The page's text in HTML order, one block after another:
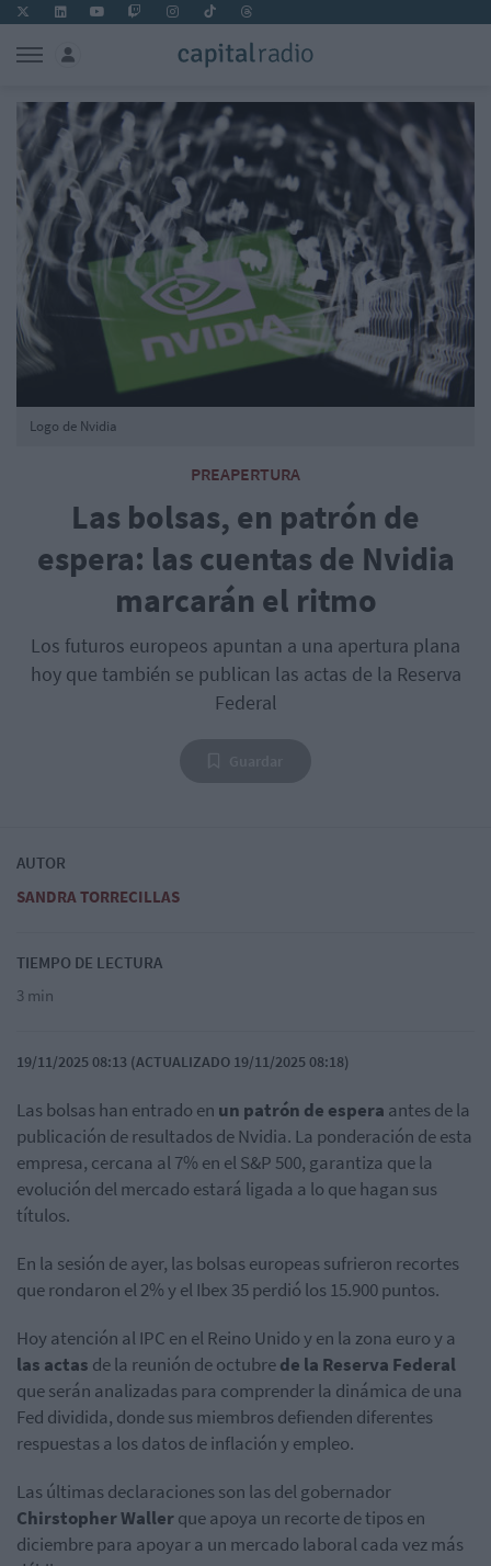
PREAPERTURA
Las bolsas, en patrón de
espera: las cuentas de Nvidia
marcarán el ritmo
Los futuros europeos apuntan a una apertura plana
hoy que también se publican las actas de la Reserva
Federal
Logo de Nvidia
AUTOR
SANDRA TORRECILLAS
TIEMPO DE LECTURA
3 min
19/11/2025 08:13 (ACTUALIZADO 19/11/2025 08:18)
Las bolsas han entrado en un patrón de espera antes de la
publicación de resultados de Nvidia. La ponderación de esta
empresa, cercana al 7% en el S&P 500, garantiza que la
evolución del mercado estará ligada a lo que hagan sus
títulos.
En la sesión de ayer, las bolsas europeas sufrieron recortes
que rondaron el 2% y el Ibex 35 perdió los 15.900 puntos.
Hoy atención al IPC en el Reino Unido y en la zona euro y a
las actas de la reunión de octubrede la Reserva Federal
que serán analizadas para comprender la dinámica de una
Fed dividida, donde sus miembros defienden diferentes
respuestas a los datos de inflación y empleo.
Las últimas declaraciones son las del gobernador
Chirstopher Wallerque apoya un recorte de tipos en
diciembre para apoyar a un mercado laboral cada vez más